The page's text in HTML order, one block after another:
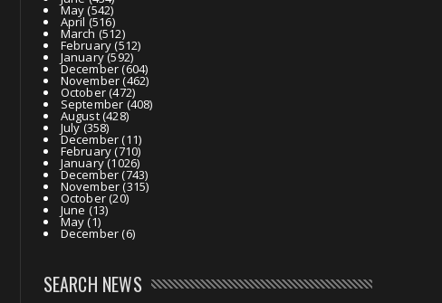
May(542)
April (516)
March (512)
February(512)
January(592)
December(604)
November(462)
October(472)
September (408)
August(428)
July(358)
December(11)
February(710)
January(1026)
December(743)
November(315)
October(20)
June (13)
May(1)
December(6)
SEARCH NEWS